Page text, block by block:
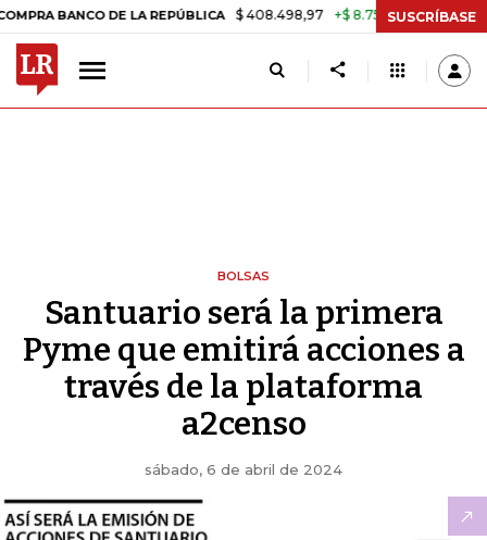
DE LA REPÚBLICA $ 408.498,97 +$ 8.753,81 +2,19% TASA DE
SUSCRÍBASE
BOLSAS
Santuario será la primera
Pyme que emitirá acciones a
través de la plataforma
a2censo
sábado, 6 de abril de 2024